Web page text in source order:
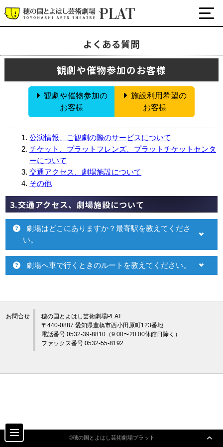
公式SNS
アクセシビリティ/
サービス
会員制度のご案内
プラットニュース 出版物・映像
交通アクセス
よくある質問
観劇や催物参加のお客様
観劇や催物参加の
お客様
施設利用希望の
お客様
公演情報、ご観劇の際のサービスについて
チケット、プラットフレンズ、プラットチケットセンタ
ーについて
交通アクセス、劇場施設について
その他
3.交通アクセス、劇場施設について
劇場はどこにありますか？最寄駅を教えてくださ
い。
劇場へ車で行くときのルートを教えてください。
お問合せ
穂の国とよはし芸術劇場PLAT
〒440-0887 愛知県豊橋市西小田原町123番地
電話番号 0532-39-8810（9:00〜20:00休館日除く）
ファックス番号 0532-55-8192
よくある質問
お問合わせ
アンケート
サイトマップ
ご支援のお願い
著作権・リンクについて
セキュリティポリシー
プラットについて
チケット・座席表・鑑賞サポートなど
関連団体・施設
©穂の国とよはし芸術劇場プラット